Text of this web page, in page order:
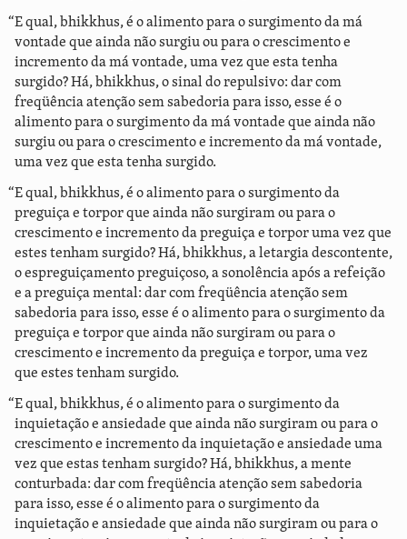
“E qual, bhikkhus, é o alimento para o surgimento da má
vontade que ainda não surgiu ou para o crescimento e
incremento da má vontade, uma vez que esta tenha
surgido? Há, bhikkhus, o sinal do repulsivo: dar com
freqüência atenção sem sabedoria para isso, esse é o
alimento para o surgimento da má vontade que ainda não
surgiu ou para o crescimento e incremento da má vontade,
uma vez que esta tenha surgido.
“E qual, bhikkhus, é o alimento para o surgimento da
preguiça e torpor que ainda não surgiram ou para o
crescimento e incremento da preguiça e torpor uma vez que
estes tenham surgido? Há, bhikkhus, a letargia descontente,
o espreguiçamento preguiçoso, a sonolência após a refeição
e a preguiça mental: dar com freqüência atenção sem
sabedoria para isso, esse é o alimento para o surgimento da
preguiça e torpor que ainda não surgiram ou para o
crescimento e incremento da preguiça e torpor, uma vez
que estes tenham surgido.
“E qual, bhikkhus, é o alimento para o surgimento da
inquietação e ansiedade que ainda não surgiram ou para o
crescimento e incremento da inquietação e ansiedade uma
vez que estas tenham surgido? Há, bhikkhus, a mente
conturbada: dar com freqüência atenção sem sabedoria
para isso, esse é o alimento para o surgimento da
inquietação e ansiedade que ainda não surgiram ou para o